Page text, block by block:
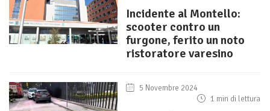
Incidente al Montello:
scooter contro un
furgone, ferito un noto
ristoratore varesino
5 Novembre 2024
1 min di lettura